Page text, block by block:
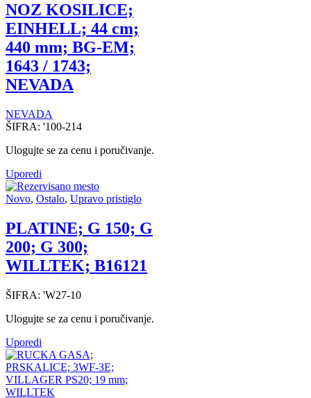
NOZ KOSILICE;
EINHELL; 44 cm;
440 mm; BG-EM;
1643 / 1743;
NEVADA
NEVADA
ŠIFRA: '100-214
Ulogujte se za cenu i poručivanje.
Uporedi
Novo, Ostalo, Upravo pristiglo
PLATINE; G 150; G
200; G 300;
WILLTEK; B16121
ŠIFRA: 'W27-10
Ulogujte se za cenu i poručivanje.
Uporedi